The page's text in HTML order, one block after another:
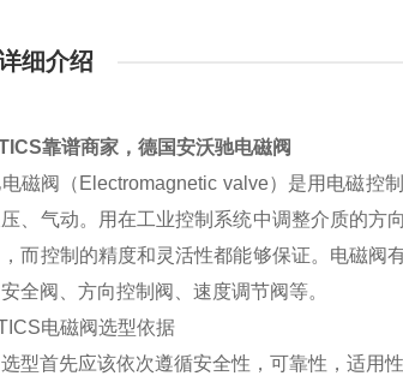
细介绍
靠谱商家，德国安沃驰电磁阀
磁阀（Electromagnetic valve）是用电磁控
、气动。用在工业控制系统中调整介质的方
而控制的精度和灵活性都能够保证。电磁阀
全阀、方向控制阀、速度调节阀等。
电磁阀选型依据
型首先应该依次遵循安全性，可靠性，适用